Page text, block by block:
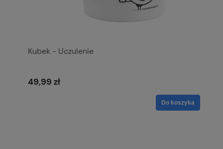
Kubek - Uczulenie
49,99 zł
Do koszyka